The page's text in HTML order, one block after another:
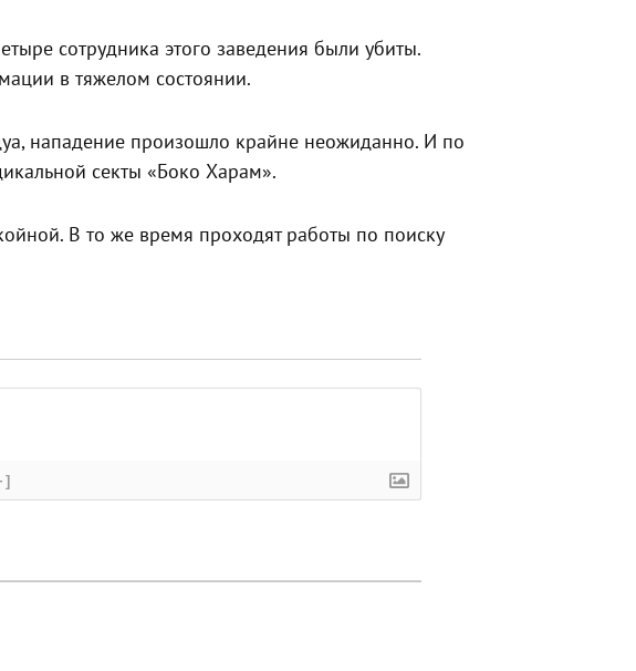
сотрудника этого заведения были убиты.
в тяжелом состоянии.
нападение произошло крайне неожиданно. И по
секты «Боко Харам».
В то же время проходят работы по поиску